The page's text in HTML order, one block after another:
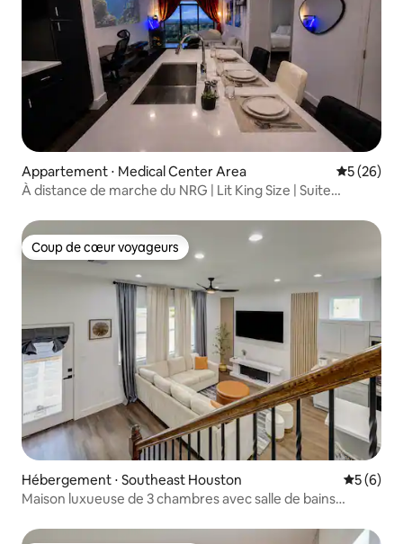
Appartement ⋅ Medical Center Area
5 (26)
À distance de marche du NRG | Lit King Size | Suite
Coup de cœur voyageurs
Coup de cœur voyageurs
Hébergement ⋅ Southeast Houston
5 (6)
Maison luxueuse de 3 chambres avec salle de bains